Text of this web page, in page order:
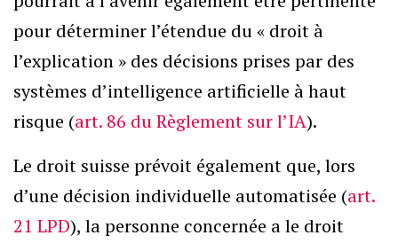
pour déterminer l’étendue du « droit à
l’explication » des décisions prises par des
systèmes d’intelligence artificielle à haut
risque (art. 86 du Règlement sur l’IA).
Le droit suisse prévoit également que, lors
d’une décision individuelle automatisée (art.
21 LPD), la personne concernée a le droit